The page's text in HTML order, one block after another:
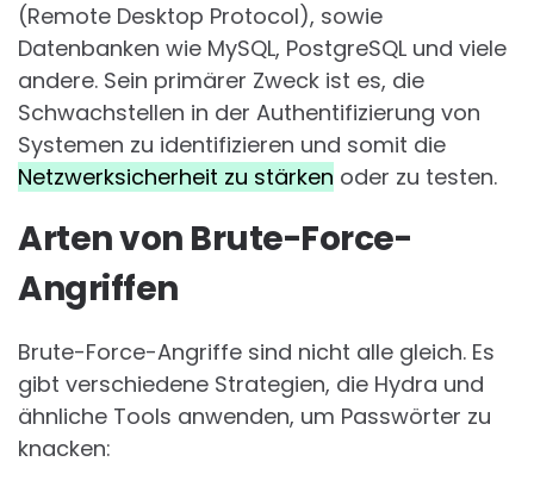
(Remote Desktop Protocol), sowie
Datenbanken wie MySQL, PostgreSQL und viele
andere. Sein primärer Zweck ist es, die
Schwachstellen in der Authentifizierung von
Systemen zu identifizieren und somit die
Netzwerksicherheit zu stärken oder zu testen.
Arten von Brute-Force-
Angriffen
Brute-Force-Angriffe sind nicht alle gleich. Es
gibt verschiedene Strategien, die Hydra und
ähnliche Tools anwenden, um Passwörter zu
knacken: